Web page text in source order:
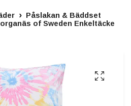
Påslakan & Bäddset
of Sweden Enkeltäcke